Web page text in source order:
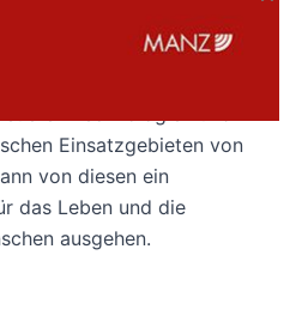
ist geprägt von
Einsatzgebieten von
von diesen ein
das Leben und die
ausgehen.